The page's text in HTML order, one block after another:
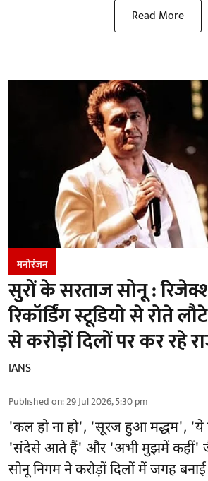
Read More
मनोरंजन
सुरों के सरताज सोनू :
रिकॉर्डिंग स्टूडियो से रोते
से करोड़ों दिलों पर कर रहे
IANS
Published on:29 Jul 2026, 5:30 pm
'कल हो ना हो', 'सूरज हुआ मद्धम', 'ये
'संदेसे आते हैं' और 'अभी मुझमें कहीं' जैसे
सोनू निगम ने करोड़ों दिलों में जगह